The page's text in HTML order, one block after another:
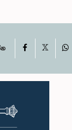
Facebook